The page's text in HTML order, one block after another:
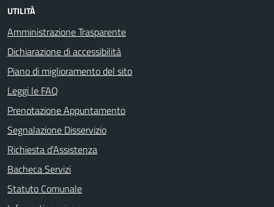
UTILITÀ
Amministrazione Trasparente
Dichiarazione di accessibilità
Piano di miglioramento del sito
Leggi le FAQ
Prenotazione Appuntamento
Segnalazione Disservizio
Richiesta d'Assistenza
Bacheca Servizi
Statuto Comunale